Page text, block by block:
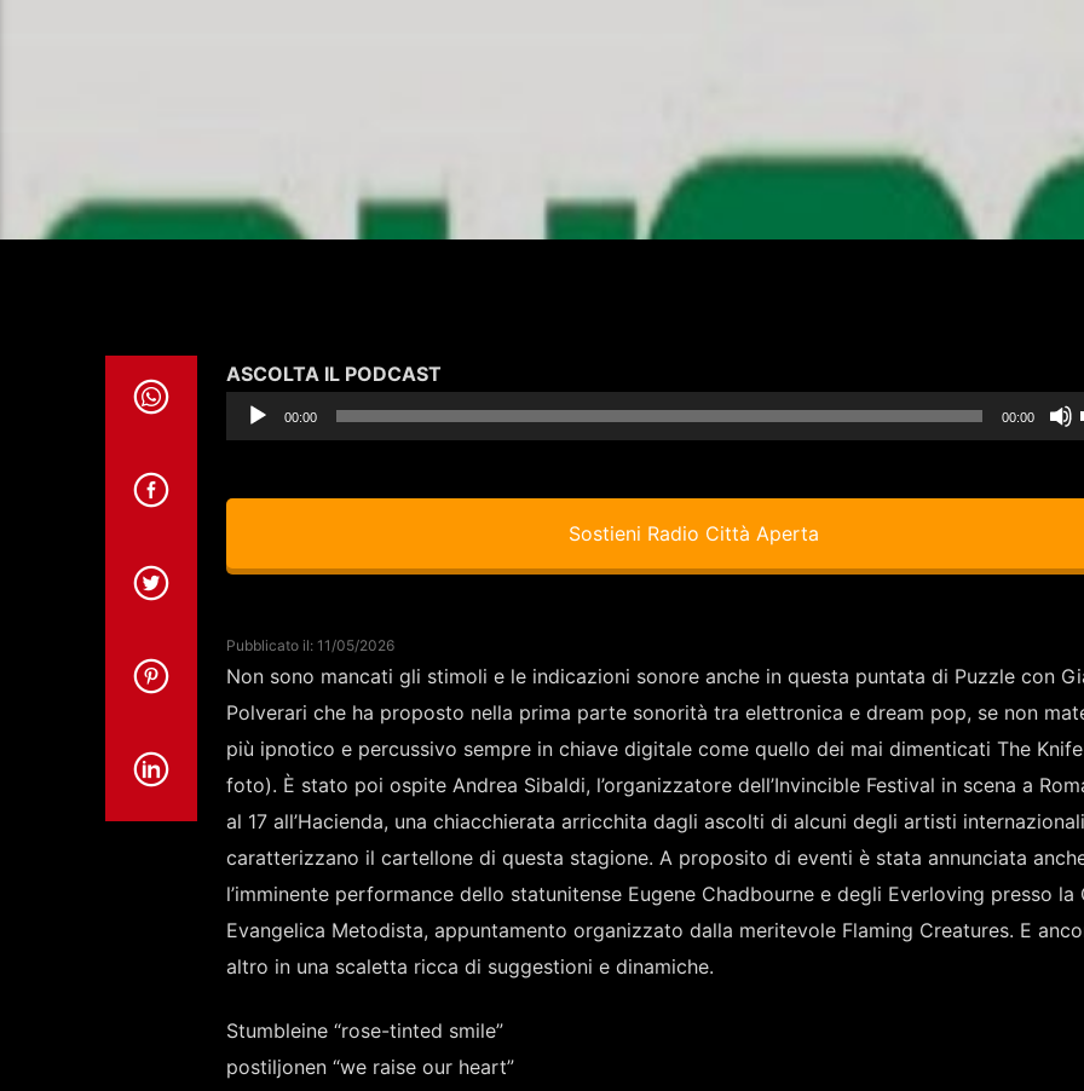
ASCOLTA IL PODCASTAudio
Player
00:00 00:00
i
Sostieni Radio Città Aperta
Pubblicato il: 11/05/2026
Non sono mancati gli stimoli e le indicazioni sonore anche in questa puntata di Puzzle con
Polverari che ha proposto nella prima parte sonorità tra elettronica e dream pop, se non
più ipnotico e percussivo sempre in chiave digitale come quello dei mai dimenticati The
foto). È stato poi ospite Andrea Sibaldi, l’organizzatore dell’Invincible Festival in scena a
al 17 all’Hacienda, una chiacchierata arricchita dagli ascolti di alcuni degli artisti
caratterizzano il cartellone di questa stagione. A proposito di eventi è stata annunciata
l’imminente performance dello statunitense Eugene Chadbourne e degli Everloving presso la
Evangelica Metodista, appuntamento organizzato dalla meritevole Flaming Creatures. E
altro in una scaletta ricca di suggestioni e dinamiche.
Stumbleine “rose-tinted smile”
postiljonen “we raise our heart”